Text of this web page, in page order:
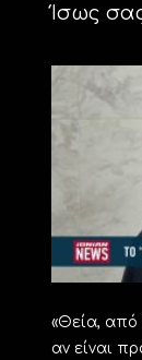
Ίσως
«Θεία, από
αν είναι